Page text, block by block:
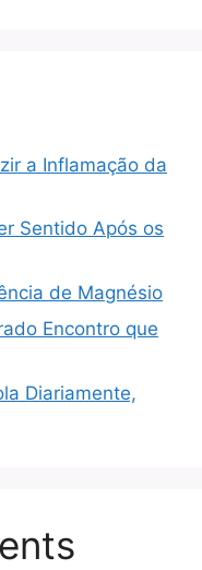
a Inflamação da
Sentido Após os
de Magnésio
Encontro que
Diariamente,